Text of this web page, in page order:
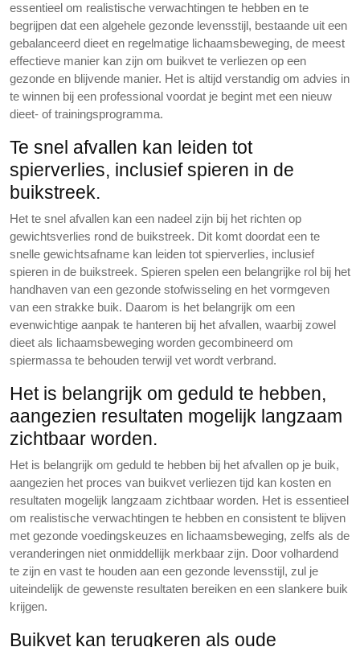
essentieel om realistische verwachtingen te hebben en te
begrijpen dat een algehele gezonde levensstijl, bestaande uit een
gebalanceerd dieet en regelmatige lichaamsbeweging, de meest
effectieve manier kan zijn om buikvet te verliezen op een
gezonde en blijvende manier. Het is altijd verstandig om advies in
te winnen bij een professional voordat je begint met een nieuw
dieet- of trainingsprogramma.
Te snel afvallen kan leiden tot
spierverlies, inclusief spieren in de
buikstreek.
Het te snel afvallen kan een nadeel zijn bij het richten op
gewichtsverlies rond de buikstreek. Dit komt doordat een te
snelle gewichtsafname kan leiden tot spierverlies, inclusief
spieren in de buikstreek. Spieren spelen een belangrijke rol bij het
handhaven van een gezonde stofwisseling en het vormgeven
van een strakke buik. Daarom is het belangrijk om een
evenwichtige aanpak te hanteren bij het afvallen, waarbij zowel
dieet als lichaamsbeweging worden gecombineerd om
spiermassa te behouden terwijl vet wordt verbrand.
Het is belangrijk om geduld te hebben,
aangezien resultaten mogelijk langzaam
zichtbaar worden.
Het is belangrijk om geduld te hebben bij het afvallen op je buik,
aangezien het proces van buikvet verliezen tijd kan kosten en
resultaten mogelijk langzaam zichtbaar worden. Het is essentieel
om realistische verwachtingen te hebben en consistent te blijven
met gezonde voedingskeuzes en lichaamsbeweging, zelfs als de
veranderingen niet onmiddellijk merkbaar zijn. Door volhardend
te zijn en vast te houden aan een gezonde levensstijl, zul je
uiteindelijk de gewenste resultaten bereiken en een slankere buik
krijgen.
Buikvet kan terugkeren als oude